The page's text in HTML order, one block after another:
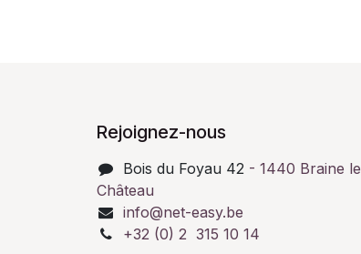
Rejoignez-nous
Bois du Foyau 42- 1440 Braine le
Château
info@net-easy.be
+32 (0) 2 315 10 14